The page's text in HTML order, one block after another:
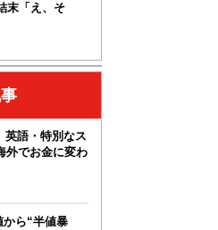
末「え、そ
英語・特別なス
外でお金に変わ
ら“半値暴